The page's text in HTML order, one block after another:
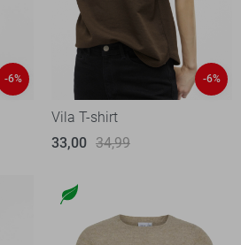
-6% -6%
Vila T-shirt
33,00 34,99